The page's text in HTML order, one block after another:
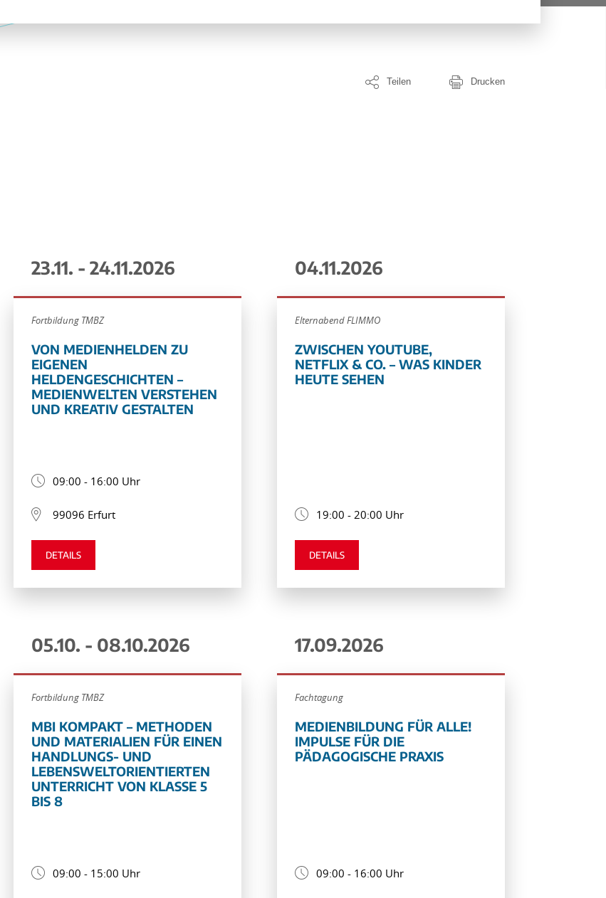
Teilen Drucken
23.11. - 24.11.2026
Fortbildung TMBZ
VON MEDIENHELDEN ZU
EIGENEN
HELDENGESCHICHTEN –
MEDIENWELTEN VERSTEHEN
UND KREATIV GESTALTEN
09:00 - 16:00 Uhr
99096 Erfurt
DETAILS
04.11.2026
Elternabend FLIMMO
ZWISCHEN YOUTUBE,
NETFLIX & CO. – WAS KINDER
HEUTE SEHEN
19:00 - 20:00 Uhr
DETAILS
05.10. - 08.10.2026
Fortbildung TMBZ
MBI KOMPAKT – METHODEN
UND MATERIALIEN FÜR EINEN
HANDLUNGS- UND
LEBENSWELTORIENTIERTEN
UNTERRICHT VON KLASSE 5
BIS 8
09:00 - 15:00 Uhr
17.09.2026
Fachtagung
MEDIENBILDUNG FÜR ALLE!
IMPULSE FÜR DIE
PÄDAGOGISCHE PRAXIS
09:00 - 16:00 Uhr